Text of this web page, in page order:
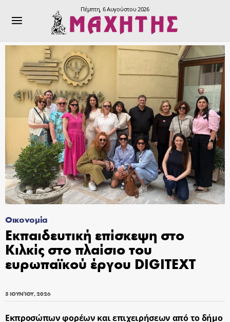
Πέμπτη, 6 Αυγούστου 2026
Οικονομία
Εκπαιδευτική επίσκεψη στο
Κιλκίς στο πλαίσιο του
ευρωπαϊκού έργου DIGITEXT
5 ΙΟΥΝΊΟΥ, 2026
Eκπροσώπων φορέων και επιχειρήσεων από το δήμο